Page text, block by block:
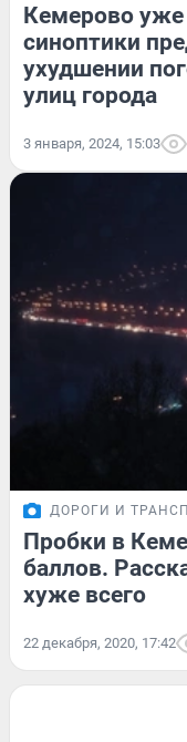
Кемерово уже
синоптики
ухудшении
улиц города
3 января, 2024, 15:03
ДОРОГИ И
Пробки в
баллов.
хуже всего
22 декабря, 2020, 17:42